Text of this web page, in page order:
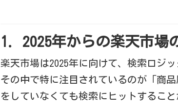
1. 2025年からの楽天市場
楽天市場は2025年に向けて、検索ロジ
その中で特に注目されているのが「商
をしていなくても検索にヒットするこ